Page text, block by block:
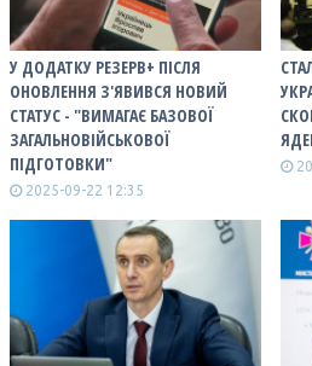
У ДОДАТКУ РЕЗЕРВ+ ПІСЛЯ
ОНОВЛЕННЯ З'ЯВИВСЯ НОВИЙ
СТАТУС - "ВИМАГАЄ БАЗОВОЇ
ЗАГАЛЬНОВІЙСЬКОВОЇ
ПІДГОТОВКИ"
2025-09-22 12:35